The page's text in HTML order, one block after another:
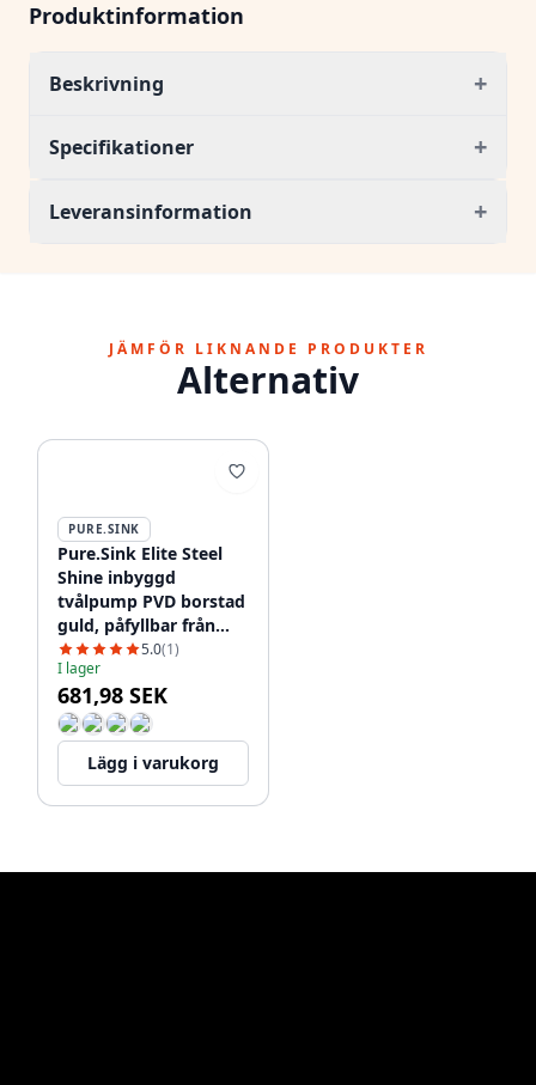
Produktinformation
Beskrivning +
Specifikationer +
Leveransinformation +
JÄMFÖR LIKNANDE PRODUKTER
Alternativ
PURE.SINK
Pure.Sink Elite Steel
Shine inbyggd
tvålpump PVD borstad
guld, påfyllbar från
toppen PS9010-60
5.0(1)
I lager
681,98 SEK
Lägg i varukorg